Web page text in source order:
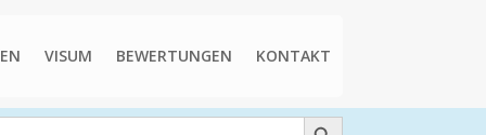
VISUM BEWERTUNGEN KONTAKT
Search Button